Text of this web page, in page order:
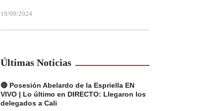
19/09/2024
Últimas Noticias
🔴 Posesión Abelardo de la Espriella EN
VIVO | Lo último en DIRECTO: Llegaron los
delegados a Cali